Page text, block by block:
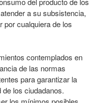
a su subsistencia,
por cualquiera de los
contemplados en
de las normas
para garantizar la
los ciudadanos.